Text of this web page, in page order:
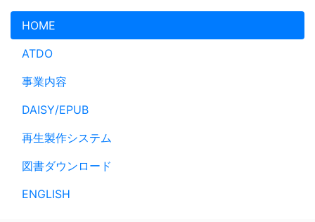
メインコンテンツへスキップ
HOME
ATDO
事業内容
DAISY/EPUB
再生製作システム
図書ダウンロード
ENGLISH